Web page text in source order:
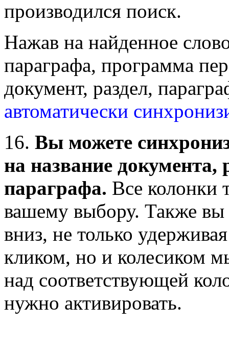
производился поиск.
Нажав на найденное
параграфа, программа
документ, раздел,
автоматически
16. Вы можете
на название документа,
параграфа. Все колонки
вашему выбору. Также вы
вниз, не только
кликом, но и колесиком
над соответствующей
нужно активировать.